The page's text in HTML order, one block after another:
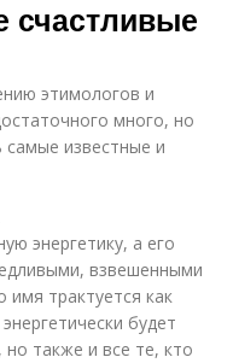
счастливые
этимологов и
много, но
известные и
энергетику, а его
взвешенными
трактуется как
будет
также и все те, кто